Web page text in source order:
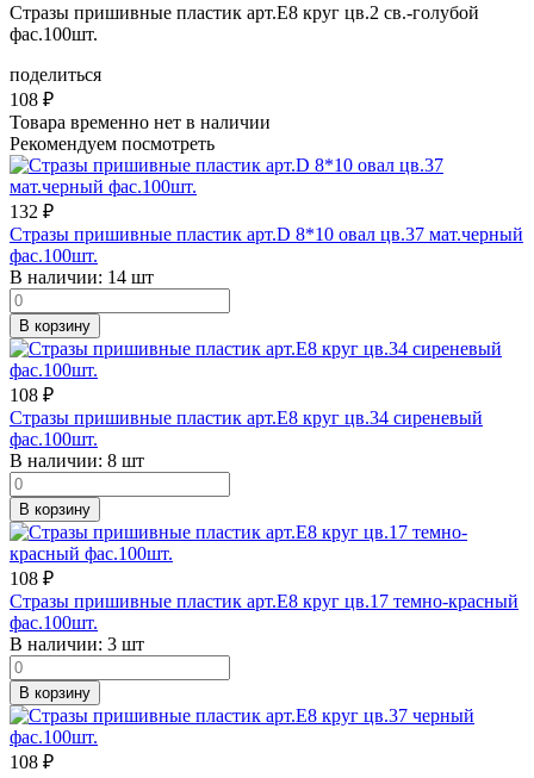
Стразы пришивные пластик арт.E8 круг цв.2 св.-голубой
фас.100шт.
поделиться
108 ₽
Товара временно нет в наличии
Рекомендуем посмотреть
132 ₽
Стразы пришивные пластик арт.D 8*10 овал цв.37 мат.черный
фас.100шт.
В наличии: 14 шт
В корзину
108 ₽
Стразы пришивные пластик арт.E8 круг цв.34 сиреневый
фас.100шт.
В наличии: 8 шт
В корзину
108 ₽
Стразы пришивные пластик арт.E8 круг цв.17 темно-красный
фас.100шт.
В наличии: 3 шт
В корзину
108 ₽